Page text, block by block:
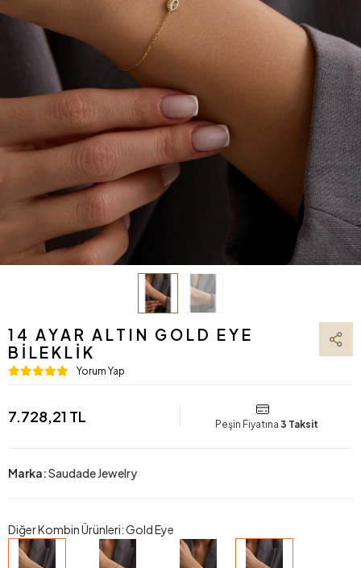
14 AYAR ALTIN GOLD EYE
BILEKLIK
Yorum Yap
7.728,21 TL Peşin Fiyatına 3 Taksit
Marka:Saudade Jewelry
Diğer Kombin Ürünleri: Gold Eye